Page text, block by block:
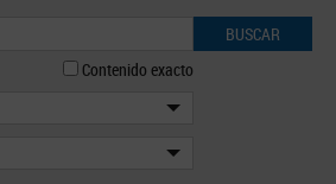
BUSCAR
Contenido exacto